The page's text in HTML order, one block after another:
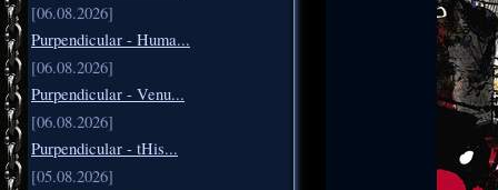
[06.08.2026]
Purpendicular - Huma...
[06.08.2026]
Purpendicular - Venu...
[06.08.2026]
Purpendicular - tHis...
[05.08.2026]